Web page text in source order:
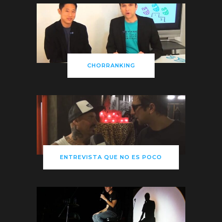
CHORRANKING
ENTREVISTA QUE NO ES POCO